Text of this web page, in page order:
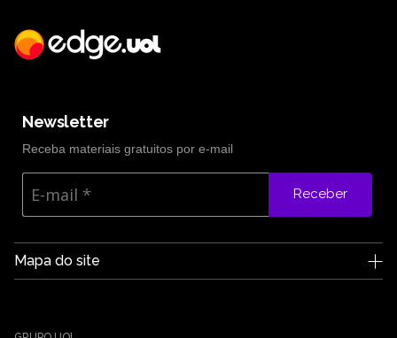
Newsletter
Receba materiais gratuitos por e-mail
Receber
Mapa do site